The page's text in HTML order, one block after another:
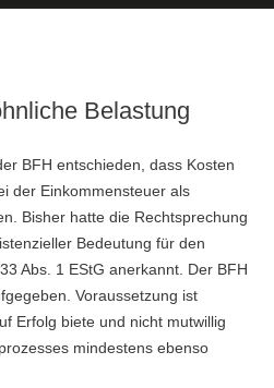
Belastung
BFH entschieden, dass Kosten
der Einkommensteuer als
Bisher hatte die Rechtsprechung
Bedeutung für den
Abs. 1 EStG anerkannt. Der BFH
Voraussetzung ist
Erfolg biete und nicht mutwillig
mindestens ebenso